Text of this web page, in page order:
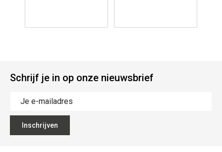
Schrijf je in op onze nieuwsbrief
Inschrijven